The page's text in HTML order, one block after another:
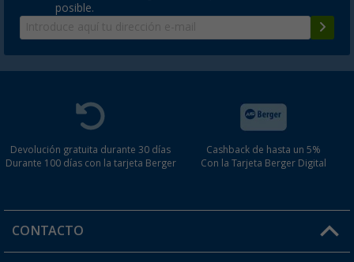
posible.
Devolución gratuita durante 30 días
Durante 100 días con la tarjeta Berger
Cashback de hasta un 5%
Con la Tarjeta Berger Digital
CONTACTO